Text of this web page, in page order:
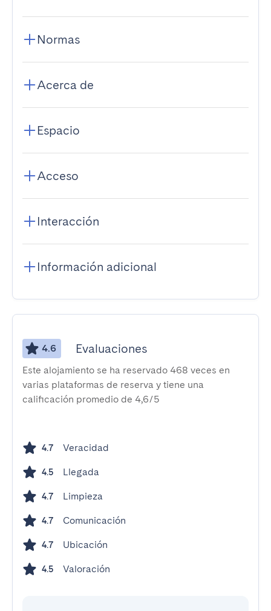
Normas
Acerca de
Espacio
Acceso
Interacción
Información adicional
4.6 Evaluaciones
Este alojamiento se ha reservado 468 veces en
varias plataformas de reserva y tiene una
calificación promedio de 4,6/5
4.7 Veracidad
4.5 Llegada
4.7 Limpieza
4.7 Comunicación
4.7 Ubicación
4.5 Valoración